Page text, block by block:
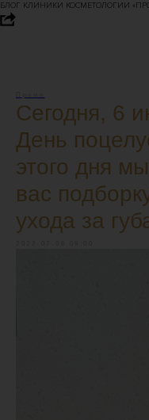
БЛОГ КЛИНИКИ КОСМЕТОЛОГИИ
Сегодня, 6
День
этого дня
вас
ухода за